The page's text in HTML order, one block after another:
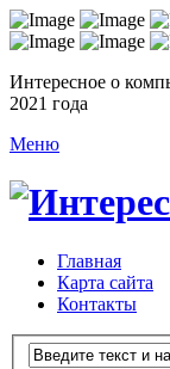
Интересное о
2021 года
Меню
Главная
Карта сайта
Контакты